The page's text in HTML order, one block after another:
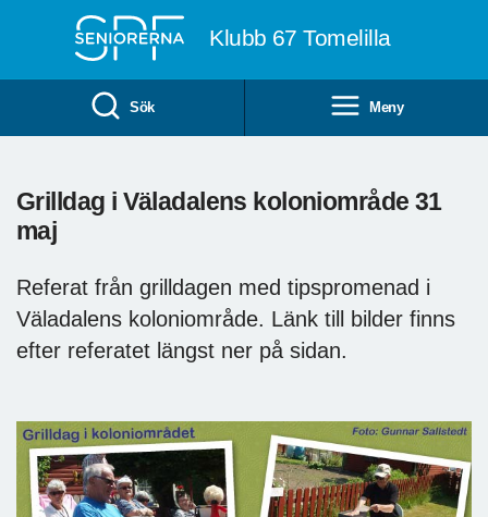
Klubb 67 Tomelilla
Sök Meny
Grilldag i Väladalens koloniområde 31
maj
Referat från grilldagen med tipspromenad i
Väladalens koloniområde. Länk till bilder finns
efter referatet längst ner på sidan.